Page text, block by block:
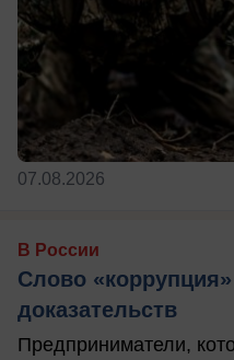
07.08.2026
В России
Слово
доказательств
Предприниматели,